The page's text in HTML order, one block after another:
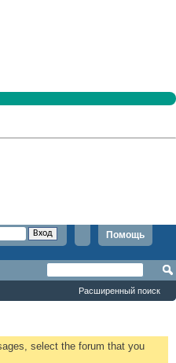
Помощь
Расширенный поиск
select the forum that you